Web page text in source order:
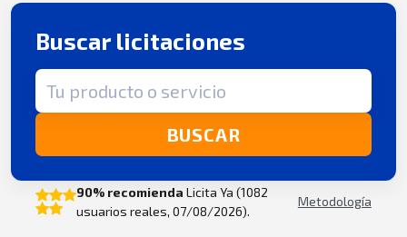
Buscar licitaciones
Término de búsqueda
BUSCAR
90% recomienda Licita Ya (1082
usuarios reales, 07/08/2026).
Metodología